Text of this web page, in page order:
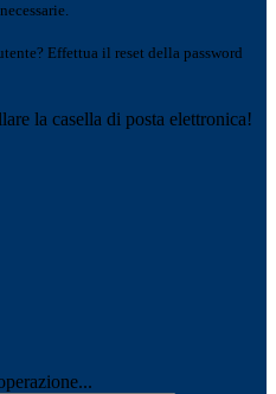
Effettua il reset della password
la casella di posta elettronica!